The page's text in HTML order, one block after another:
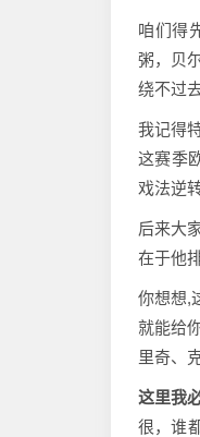
咱们得
粥，贝
绕不过
我记得
这赛季
戏法逆
后来大
在于他
你想想,
就能给
里奇、
这里我
很，谁